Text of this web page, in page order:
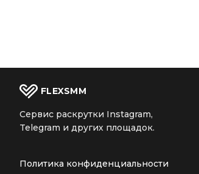
FLEXSMM
Сервис раскрутки Instagram,
Telegram и других площадок.
Политика конфиденциальности